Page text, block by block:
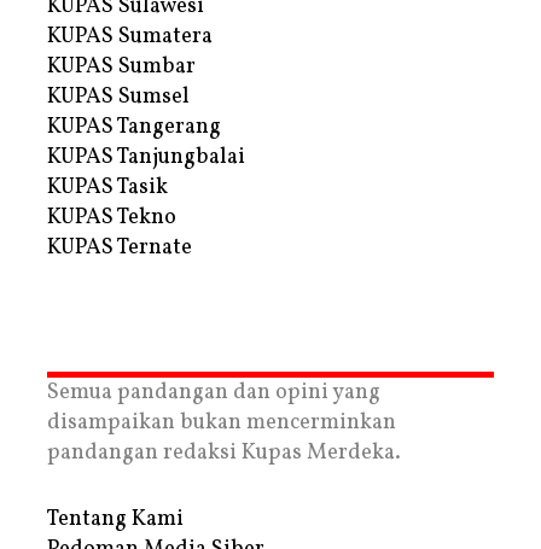
KUPAS Sulawesi
KUPAS Sumatera
KUPAS Sumbar
KUPAS Sumsel
KUPAS Tangerang
KUPAS Tanjungbalai
KUPAS Tasik
KUPAS Tekno
KUPAS Ternate
Semua pandangan dan opini yang
disampaikan bukan mencerminkan
pandangan redaksi Kupas Merdeka.
Tentang Kami